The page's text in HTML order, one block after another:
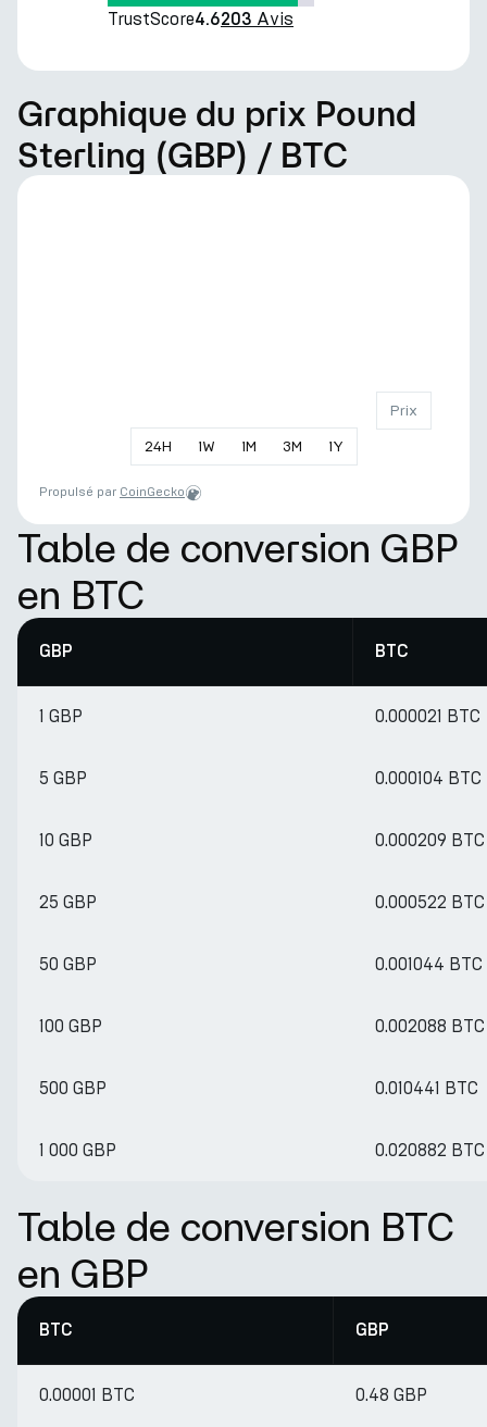
TrustScore4.6203 Avis
Graphique du prix Pound
Sterling (GBP) / BTC
24H 1W 1M 3M 1Y
Prix
Propulsé par CoinGecko
Table de conversion GBP
en BTC
GBP BTC
1 GBP 0.000021 BTC
5 GBP 0.000104 BTC
10 GBP 0.000209 BTC
25 GBP 0.000522 BTC
50 GBP 0.001044 BTC
100 GBP 0.002088 BTC
500 GBP 0.010441 BTC
1 000 GBP 0.020882 BTC
Table de conversion BTC
en GBP
BTC GBP
0.00001 BTC 0.48 GBP